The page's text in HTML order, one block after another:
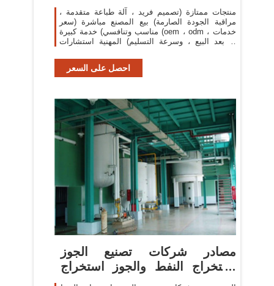
منتجات ممتازة (تصميم فريد ، آلة طباعة متقدمة ،
مراقبة الجودة الصارمة) بيع المصنع مباشرة (سعر
مناسب وتنافسي) خدمة كبيرة (oem ، odm ، خدمات
ما بعد البيع ، وسرعة التسليم) المهنية استشارات
احصل على السعر
مصادر شركات تصنيع الجوز
استخراج النفط والجوز استخراج
النفط